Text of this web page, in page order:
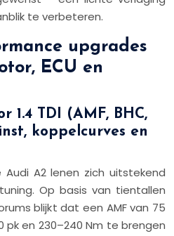
te verbeteren.
upgrades
ECU en
1.4 TDI (AMF, BHC,
koppelcurves en
Audi A2 lenen zich uitstekend
Op basis van tientallen
blijkt dat een AMF van 75
pk en 230–240 Nm te brengen